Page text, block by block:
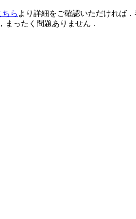
ちら より詳細をご確認いただければ
ったく問題ありません．